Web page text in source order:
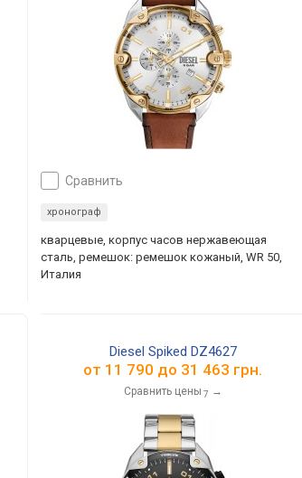
сравнить
хронограф
кварцевые, корпус часов нержавеющая
сталь, ремешок: ремешок кожаный, WR 50,
Италия
Diesel Spiked DZ4627
от 11 790 до 31 463 грн.
Сравнить цены 7 →